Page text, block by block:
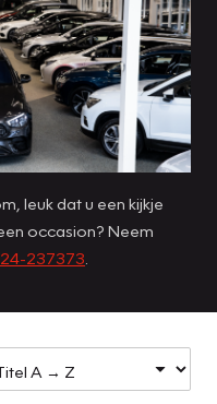
leuk dat u een kijkje
occasion? Neem
237373